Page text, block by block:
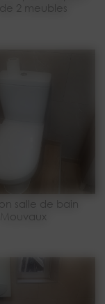
2 meubles
salle de bain
Mouvaux